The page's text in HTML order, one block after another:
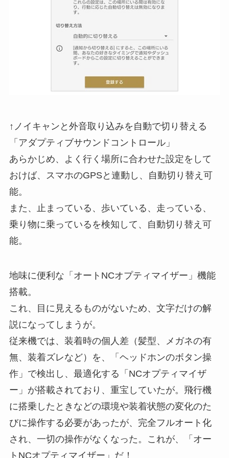
↑ノイキャンと外音取り込みを自動で切り替える
「アダプティブサウンドコントロール」
あらかじめ、よく行く場所に合わせた設定をして
おけば、スマホのGPSと連動し、自動切り替え可
能。
また、止まっている、歩いている、走っている、
乗り物に乗っているを検知して、自動切り替え可
能。
地味に便利な「オートNCオプティマイザー」機能
搭載。
これ、目に見えるものがないため、文字だけの解
説になってしまうが。
従来機では、装着時の個人差（髪型、メガネの有
無、装着ズレなど）を、「ヘッドホンのボタン操
作」で検出し、最適化する「NCオプティマイザ
ー」が搭載されており、重宝していたが。飛行機
に搭乗したときなどの環境や装着状態の変化のた
びに操作する必要があったが、完全フルオート化
され、一切の操作がなくなった。これが、「オー
トNCオプティマイザー」だ！